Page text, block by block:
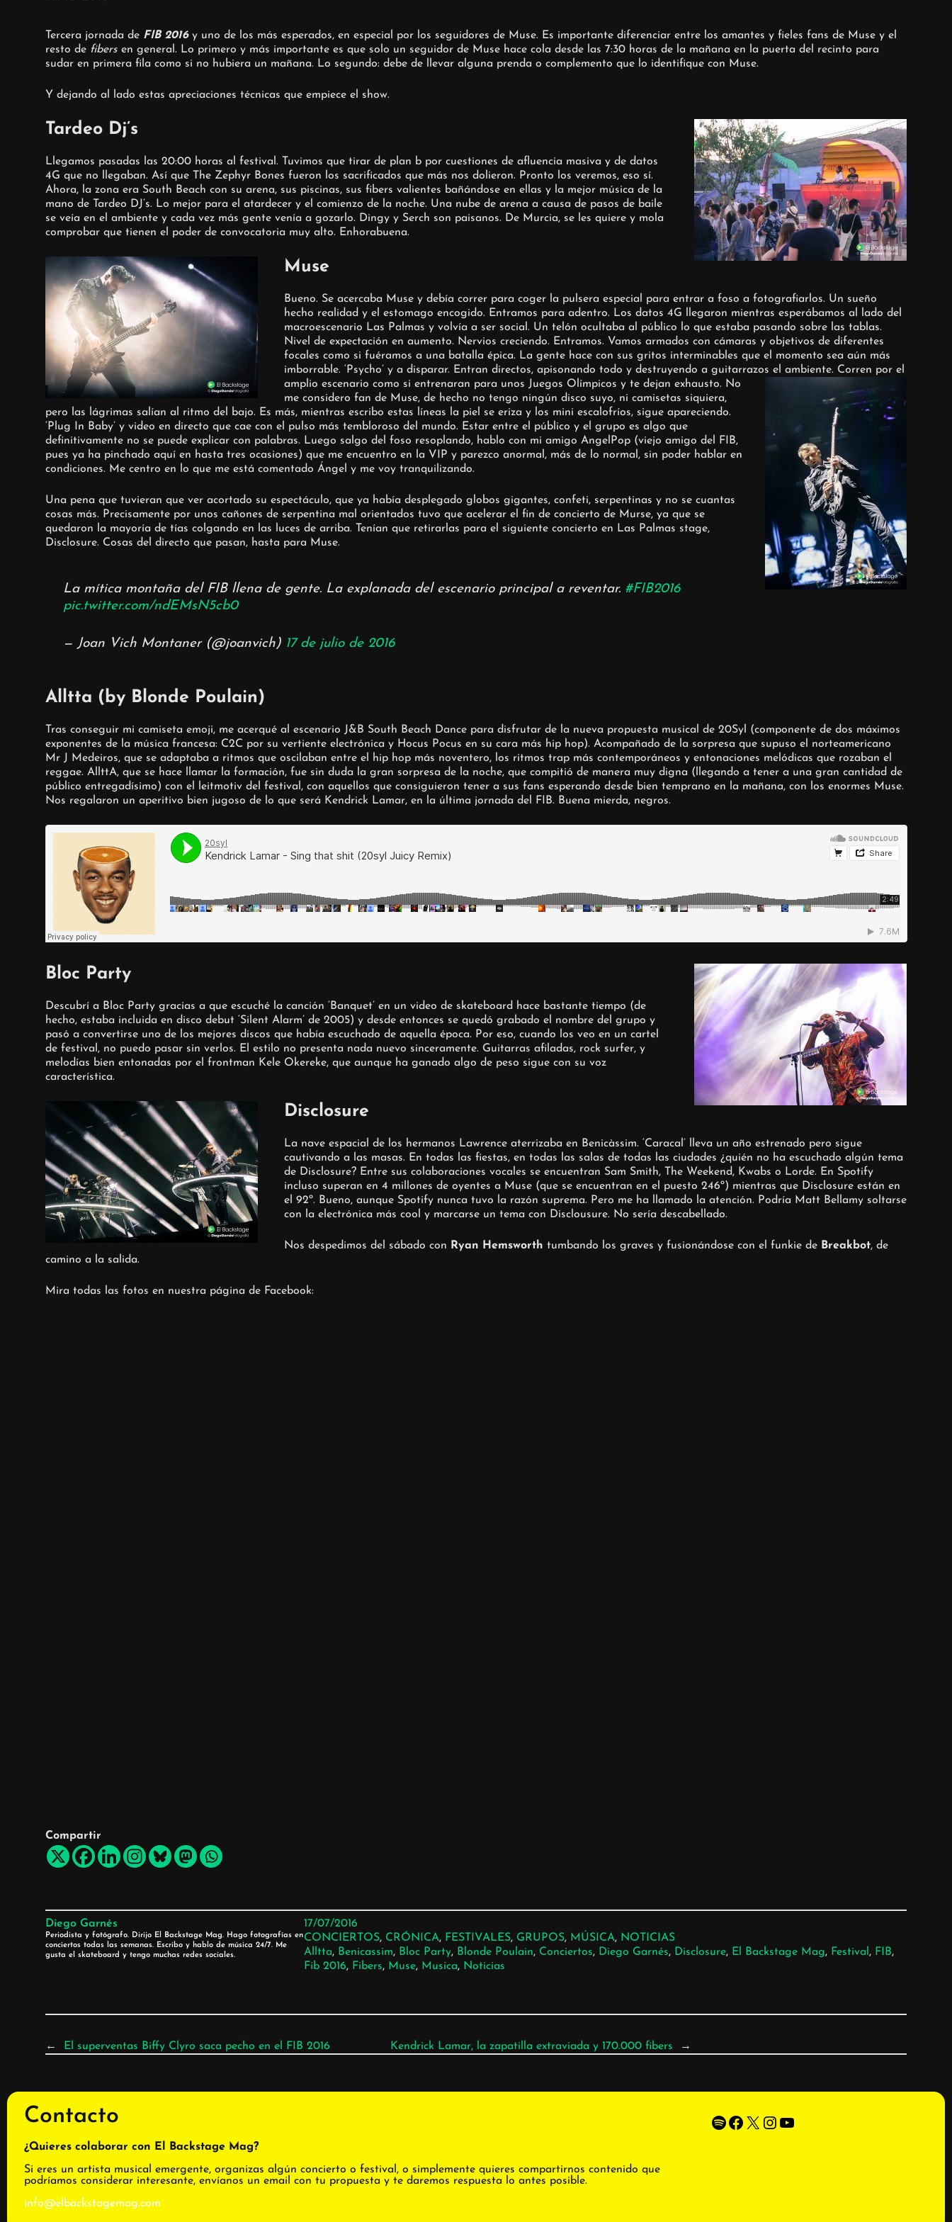
Tercera jornada de FIB 2016y uno de los más esperados, en especial por los seguidores de Muse. Es importante diferenciar entre los amantes y fieles fans de Muse y el
resto de fibersen general. Lo primero y más importante es que solo un seguidor de Muse hace cola desde las 7:30 horas de la mañana en la puerta del recinto para
sudar en primera fila como si no hubiera un mañana. Lo segundo: debe de llevar alguna prenda o complemento que lo identifique con Muse.
Y dejando al lado estas apreciaciones técnicas que empiece el show.
Tardeo Dj’s
Llegamos pasadas las 20:00 horas al festival. Tuvimos que tirar de plan b por cuestiones de afluencia masiva y de datos
4G que no llegaban. Así que The Zephyr Bones fueron los sacrificados que más nos dolieron. Pronto los veremos, eso sí.
Ahora, la zona era South Beach con su arena, sus piscinas, sus fibers valientes bañándose en ellas y la mejor música de la
mano de Tardeo DJ’s. Lo mejor para el atardecer y el comienzo de la noche. Una nube de arena a causa de pasos de baile
se veía en el ambiente y cada vez más gente venía a gozarlo. Dingy y Serch son paisanos. De Murcia, se les quiere y mola
comprobar que tienen el poder de convocatoria muy alto. Enhorabuena.
Muse
Bueno. Se acercaba Muse y debía correr para coger la pulsera especial para entrar a foso a fotografiarlos. Un sueño
hecho realidad y el estomago encogido. Entramos para adentro. Los datos 4G llegaron mientras esperábamos al lado del
macroescenario Las Palmas y volvía a ser social. Un telón ocultaba al público lo que estaba pasando sobre las tablas.
Nivel de expectación en aumento. Nervios creciendo. Entramos. Vamos armados con cámaras y objetivos de diferentes
focales como si fuéramos a una batalla épica. La gente hace con sus gritos interminables que el momento sea aún más
imborrable. ‘Psycho’ y a disparar. Entran directos, apisonando todo y destruyendo a guitarrazos el ambiente. Corren por el
amplio escenario como si entrenaran para unos Juegos Olímpicos y te dejan exhausto. No
me considero fan de Muse, de hecho no tengo ningún disco suyo, ni camisetas siquiera,
pero las lágrimas salían al ritmo del bajo. Es más, mientras escribo estas líneas la piel se eriza y los mini escalofríos, sigue apareciendo.
‘Plug In Baby’ y video en directo que cae con el pulso más tembloroso del mundo. Estar entre el público y el grupo es algo que
definitivamente no se puede explicar con palabras. Luego salgo del foso resoplando, hablo con mi amigo AngelPop (viejo amigo del FIB,
pues ya ha pinchado aquí en hasta tres ocasiones) que me encuentro en la VIP y parezco anormal, más de lo normal, sin poder hablar en
condiciones. Me centro en lo que me está comentado Ángel y me voy tranquilizando.
Una pena que tuvieran que ver acortado su espectáculo, que ya había desplegado globos gigantes, confeti, serpentinas y no se cuantas
cosas más. Precisamente por unos cañones de serpentina mal orientados tuvo que acelerar el fin de concierto de Murse, ya que se
quedaron la mayoría de tías colgando en las luces de arriba. Tenían que retirarlas para el siguiente concierto en Las Palmas stage,
Disclosure. Cosas del directo que pasan, hasta para Muse.
La mítica montaña del FIB llena de gente. La explanada del escenario principal a reventar. #FIB2016
pic.twitter.com/ndEMsN5cb0
— Joan Vich Montaner (@joanvich) 17 de julio de 2016
Alltta (by Blonde Poulain)
Tras conseguir mi camiseta emoji, me acerqué al escenario J&B South Beach Dance para disfrutar de la nueva propuesta musical de 20Syl (componente de dos máximos
exponentes de la música francesa: C2C por su vertiente electrónica y Hocus Pocus en su cara más hip hop). Acompañado de la sorpresa que supuso el norteamericano
Mr J Medeiros, que se adaptaba a ritmos que oscilaban entre el hip hop más noventero, los ritmos trap más contemporáneos y entonaciones melódicas que rozaban el
reggae. AllttA, que se hace llamar la formación, fue sin duda la gran sorpresa de la noche, que compitió de manera muy digna (llegando a tener a una gran cantidad de
público entregadísimo) con el leitmotiv del festival, con aquellos que consiguieron tener a sus fans esperando desde bien temprano en la mañana, con los enormes Muse.
Nos regalaron un aperitivo bien jugoso de lo que será Kendrick Lamar, en la última jornada del FIB. Buena mierda, negros.
Bloc Party
Descubrí a Bloc Party gracias a que escuché la canción ‘Banquet’ en un video de skateboard hace bastante tiempo (de
hecho, estaba incluida en disco debut ‘Silent Alarm’ de 2005) y desde entonces se quedó grabado el nombre del grupo y
pasó a convertirse uno de los mejores discos que había escuchado de aquella época. Por eso, cuando los veo en un cartel
de festival, no puedo pasar sin verlos. El estilo no presenta nada nuevo sinceramente. Guitarras afiladas, rock surfer, y
melodías bien entonadas por el frontman Kele Okereke, que aunque ha ganado algo de peso sigue con su voz
característica.
Disclosure
La nave espacial de los hermanos Lawrence aterrizaba en Benicàssim. ‘Caracal’ lleva un año estrenado pero sigue
cautivando a las masas. En todas las fiestas, en todas las salas de todas las ciudades ¿quién no ha escuchado algún tema
de Disclosure? Entre sus colaboraciones vocales se encuentran Sam Smith, The Weekend, Kwabs o Lorde. En Spotify
incluso superan en 4 millones de oyentes a Muse (que se encuentran en el puesto 246º) mientras que Disclosure están en
el 92º. Bueno, aunque Spotify nunca tuvo la razón suprema. Pero me ha llamado la atención. Podría Matt Bellamy soltarse
con la electrónica más cool y marcarse un tema con Disclousure. No sería descabellado.
Nos despedimos del sábado con Ryan Hemsworth tumbando los graves y fusionándose con el funkie de Breakbot, de
camino a la salida.
Mira todas las fotos en nuestra página de Facebook:
Compartir
Diego Garnés
Periodista y fotógrafo. Dirijo El Backstage Mag. Hago fotografías en
conciertos todas las semanas. Escribo y hablo de música 24/7. Me
gusta el skateboard y tengo muchas redes sociales.
17/07/2016
CONCIERTOS, CRÓNICA, FESTIVALES, GRUPOS, MÚSICA, NOTICIAS
Alltta, Benicassim, Bloc Party, Blonde Poulain, Conciertos, Diego Garnés, Disclosure, El Backstage Mag, Festival , FIB ,
Fib 2016, Fibers, Muse, Musica, Noticias
← El superventas Biffy Clyro saca pecho en el FIB 2016 Kendrick Lamar, la zapatilla extraviada y 170.000 fibers →
Contacto
¿Quieres colaborar con El Backstage Mag?
Si eres un artista musical emergente, organizas algún concierto o festival, o simplemente quieres compartirnos contenido que
podríamos considerar interesante, envíanos un email con tu propuesta y te daremos respuesta lo antes posible.
info@elbackstagemag.com
Spotify Facebook X Instagram YouTube